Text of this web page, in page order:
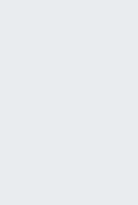
Motor